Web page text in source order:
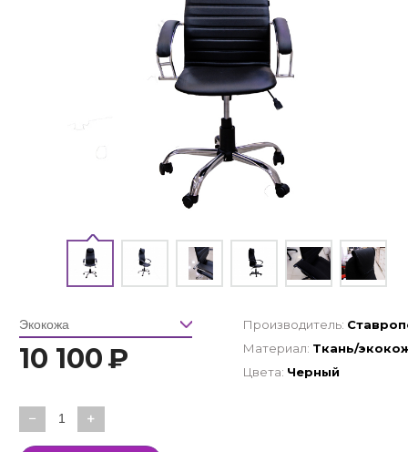
10 100₽
− +
Производитель:
Материал: Ткань/
Цвета: Черный